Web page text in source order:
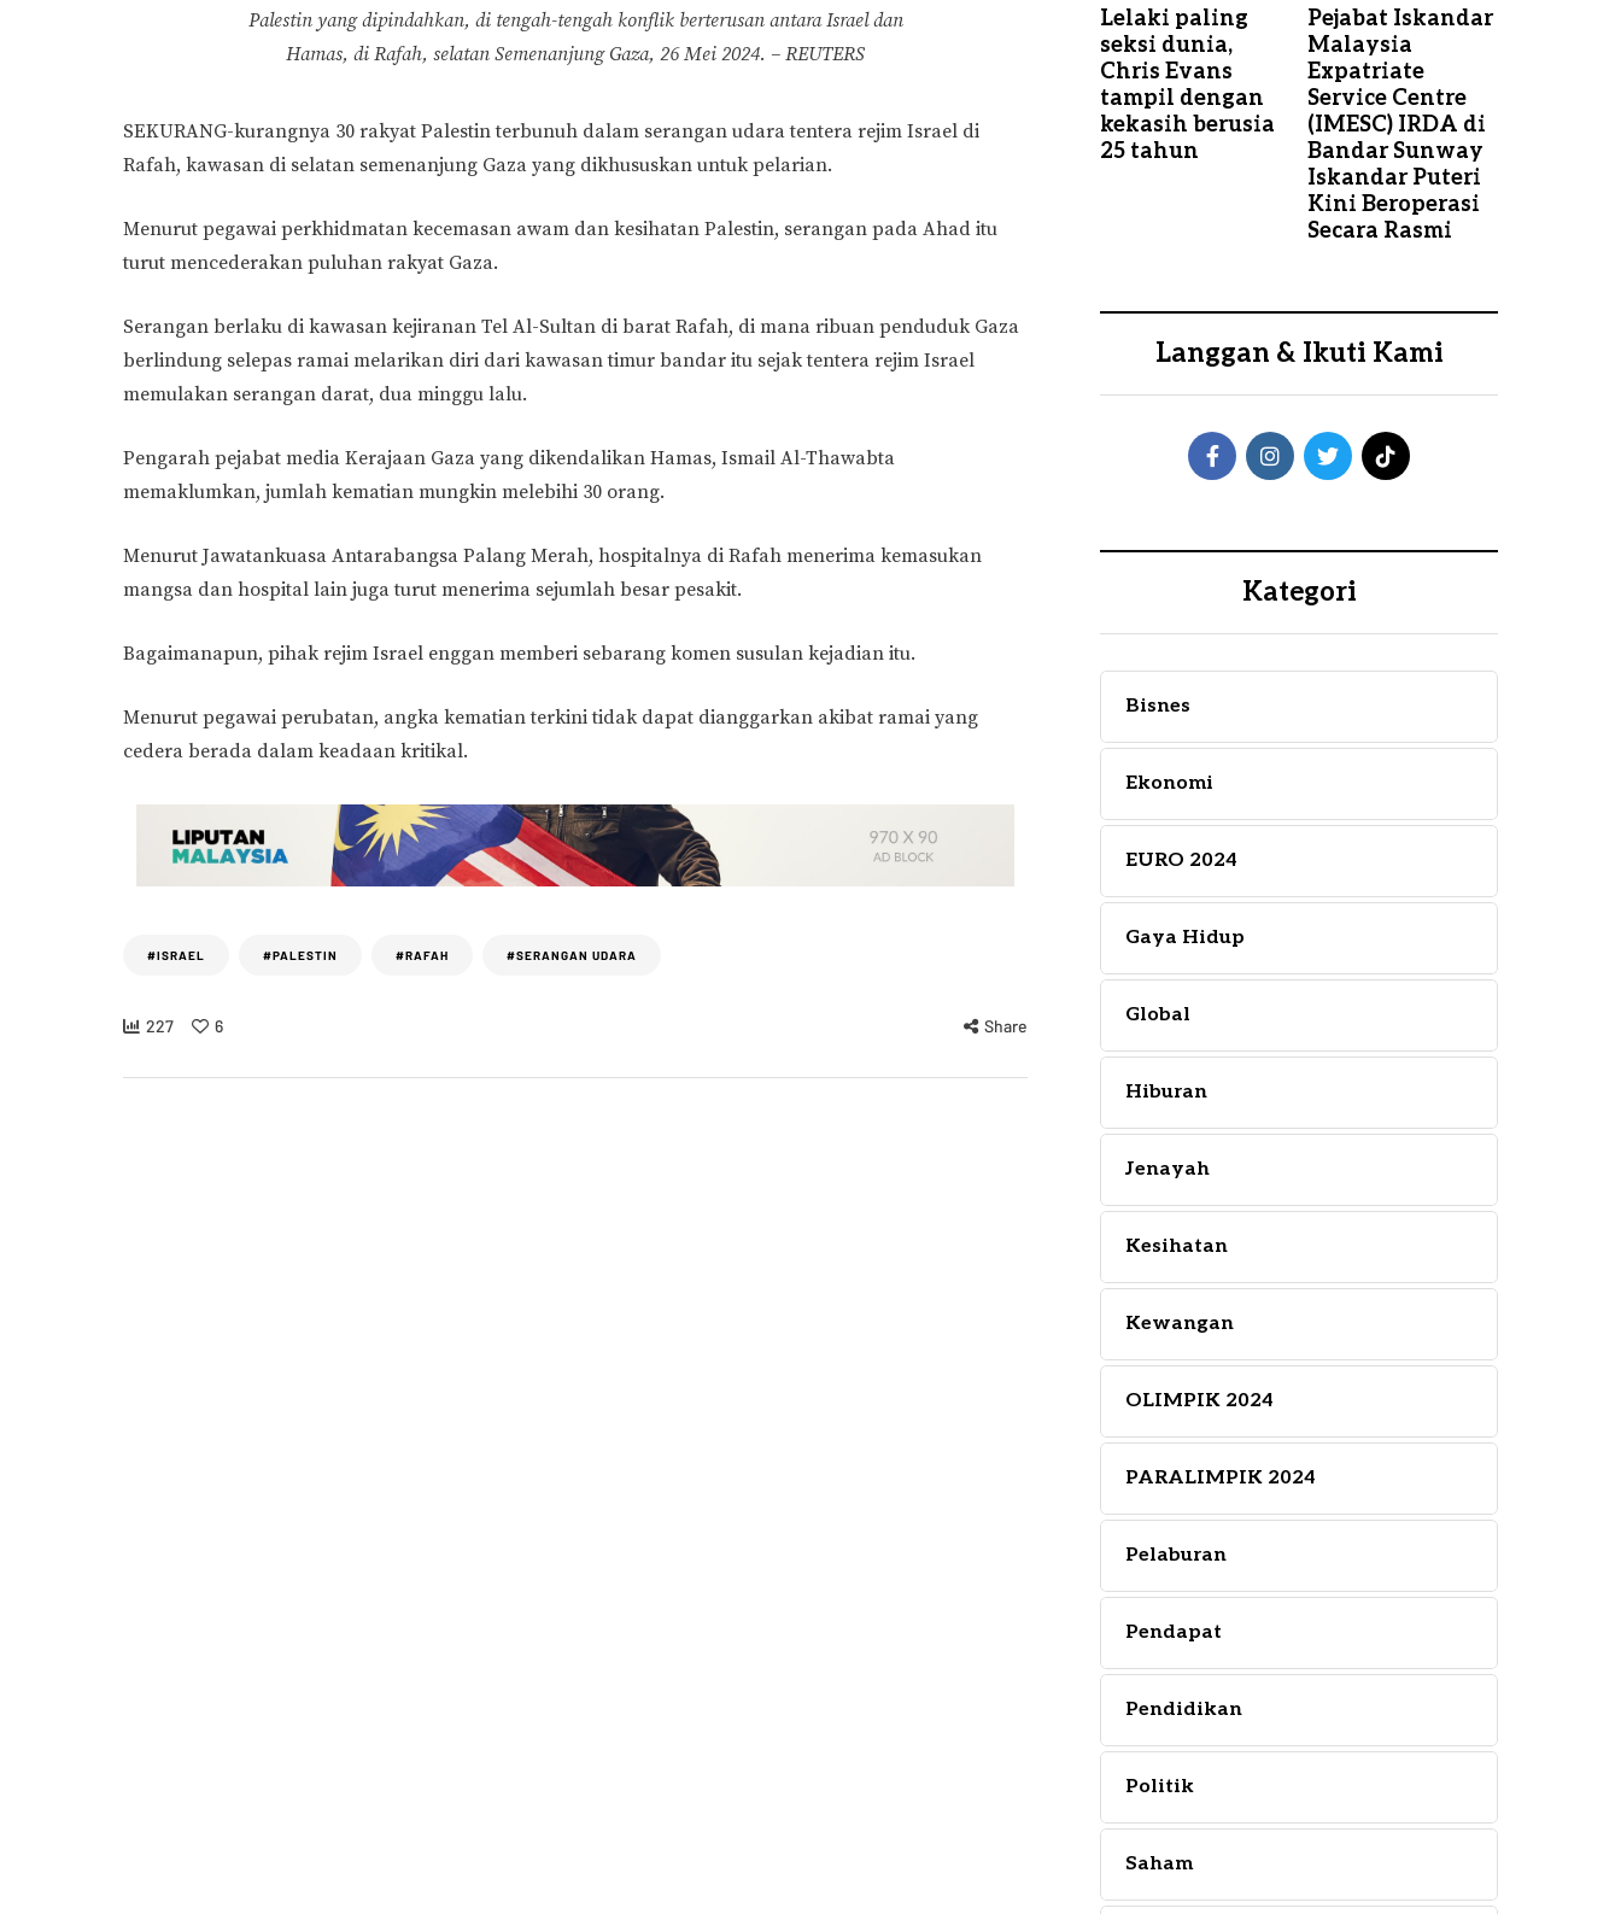
Palestin yang dipindahkan, di tengah-tengah konflik berterusan antara Israel dan
Hamas, di Rafah, selatan Semenanjung Gaza, 26 Mei 2024. – REUTERS
SEKURANG-kurangnya 30 rakyat Palestin terbunuh dalam serangan udara tentera rejim Israel di
Rafah, kawasan di selatan semenanjung Gaza yang dikhususkan untuk pelarian.
Menurut pegawai perkhidmatan kecemasan awam dan kesihatan Palestin, serangan pada Ahad itu
turut mencederakan puluhan rakyat Gaza.
Serangan berlaku di kawasan kejiranan Tel Al-Sultan di barat Rafah, di mana ribuan penduduk Gaza
berlindung selepas ramai melarikan diri dari kawasan timur bandar itu sejak tentera rejim Israel
memulakan serangan darat, dua minggu lalu.
Pengarah pejabat media Kerajaan Gaza yang dikendalikan Hamas, Ismail Al-Thawabta
memaklumkan, jumlah kematian mungkin melebihi 30 orang.
Menurut Jawatankuasa Antarabangsa Palang Merah, hospitalnya di Rafah menerima kemasukan
mangsa dan hospital lain juga turut menerima sejumlah besar pesakit.
Bagaimanapun, pihak rejim Israel enggan memberi sebarang komen susulan kejadian itu.
Menurut pegawai perubatan, angka kematian terkini tidak dapat dianggarkan akibat ramai yang
cedera berada dalam keadaan kritikal.
#ISRAEL #PALESTIN #RAFAH #SERANGAN UDARA
227 6 Share
Lelaki paling
seksi dunia,
Chris Evans
tampil dengan
kekasih berusia
25 tahun
Pejabat Iskandar
Malaysia
Expatriate
Service Centre
(IMESC) IRDA di
Bandar Sunway
Iskandar Puteri
Kini Beroperasi
Secara Rasmi
Langgan & Ikuti Kami
Kategori
Bisnes
Ekonomi
EURO 2024
Gaya Hidup
Global
Hiburan
Jenayah
Kesihatan
Kewangan
OLIMPIK 2024
PARALIMPIK 2024
Pelaburan
Pendapat
Pendidikan
Politik
Saham